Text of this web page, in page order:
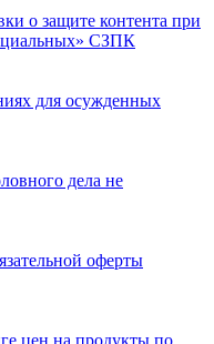
о защите контента при
СЗПК
для осужденных
дела не
оферты
цен на продукты по